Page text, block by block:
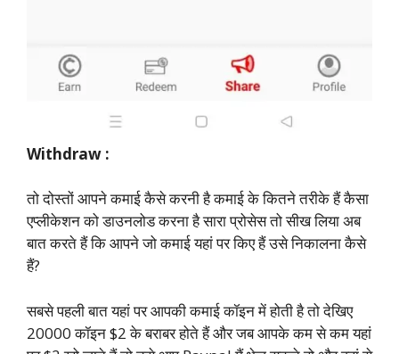
Withdraw :
तो दोस्तों आपने कमाई कैसे करनी है कमाई के कितने तरीके हैं कैसा
एप्लीकेशन को डाउनलोड करना है सारा प्रोसेस तो सीख लिया अब
बात करते हैं कि आपने जो कमाई यहां पर किए हैं उसे निकालना कैसे
हैं?
सबसे पहली बात यहां पर आपकी कमाई कॉइन में होती है तो देखिए
20000 कॉइन $2 के बराबर होते हैं और जब आपके कम से कम यहां